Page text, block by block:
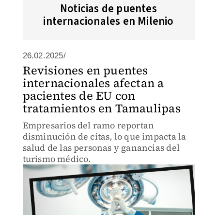
Noticias de puentes
internacionales en Milenio
26.02.2025/
Revisiones en puentes
internacionales afectan a
pacientes de EU con
tratamientos en Tamaulipas
Empresarios del ramo reportan
disminución de citas, lo que impacta la
salud de las personas y ganancias del
turismo médico.